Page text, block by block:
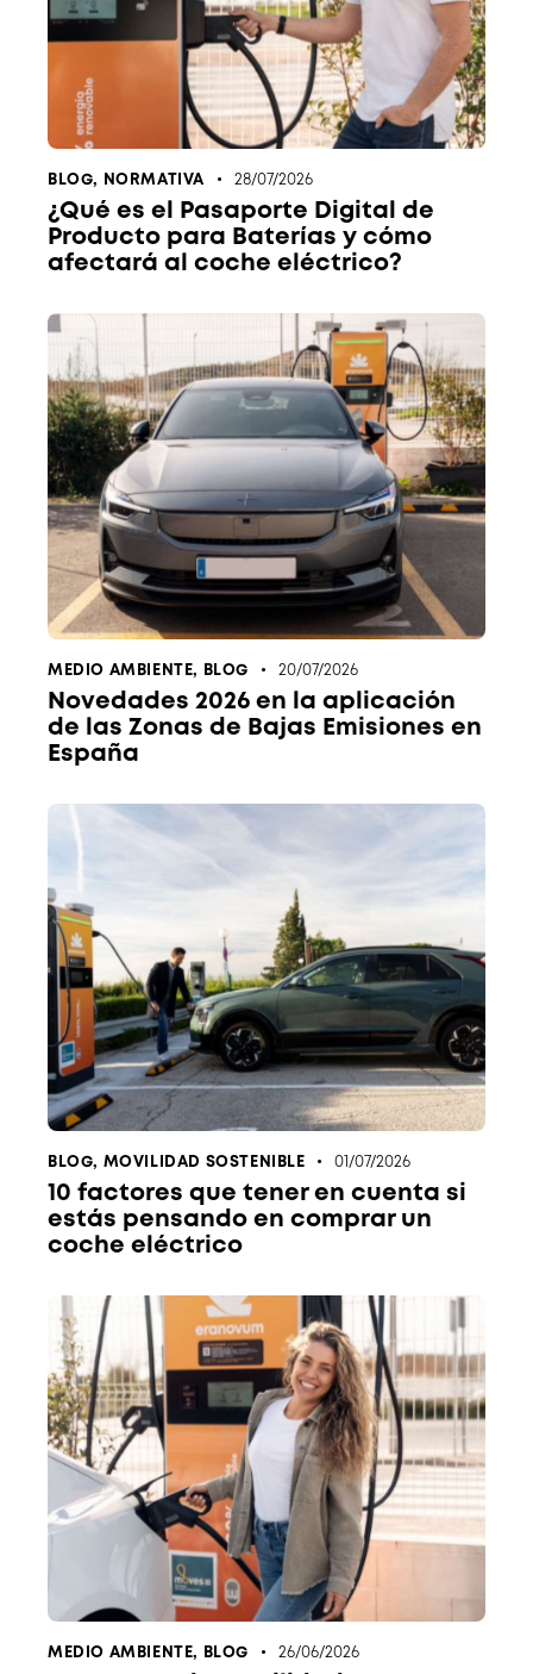
BLOG, NORMATIVA 28/07/2026
¿Qué es el Pasaporte Digital de
Producto para Baterías y cómo
afectará al coche eléctrico?
MEDIO AMBIENTE, BLOG 20/07/2026
Novedades 2026 en la aplicación
de las Zonas de Bajas Emisiones en
España
BLOG, MOVILIDAD SOSTENIBLE 01/07/2026
10 factores que tener en cuenta si
estás pensando en comprar un
coche eléctrico
MEDIO AMBIENTE, BLOG 26/06/2026